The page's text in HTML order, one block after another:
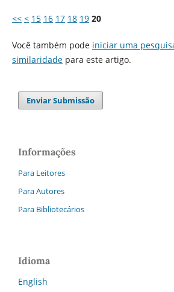
<< < 15 16 17 18 19 20
Você também pode iniciar uma
similaridadepara este artigo.
Enviar Submissão
Informações
Para Leitores
Para Autores
Para Bibliotecários
Idioma
English